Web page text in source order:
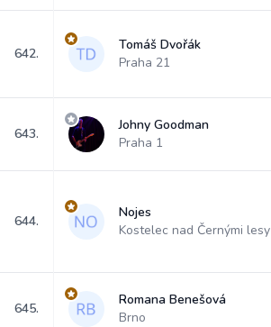
642.
Tomáš Dvořák
Praha 21
643.
Johny Goodman
Praha 1
644.
Nojes
Kostelec nad Černými lesy
645.
Romana Benešová
Brno